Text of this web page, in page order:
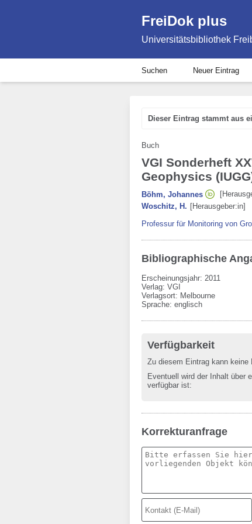
FreiDok plus
Universitätsbibliothek
Suchen Neuer Eintrag
Dieser Eintrag stammt aus
Buch
VGI Sonderheft
Geophysics
Böhm, Johannes
Woschitz, H. [Herausgeber:in]
Professur für Monitoring von
Bibliographische
Erscheinungsjahr: 2011
Verlag: VGI
Verlagsort: Melbourne
Sprache: englisch
Verfügbarkeit
Zu diesem Eintrag kann keine
Eventuell wird der Inhalt über
verfügbar ist:
Korrekturanfrage